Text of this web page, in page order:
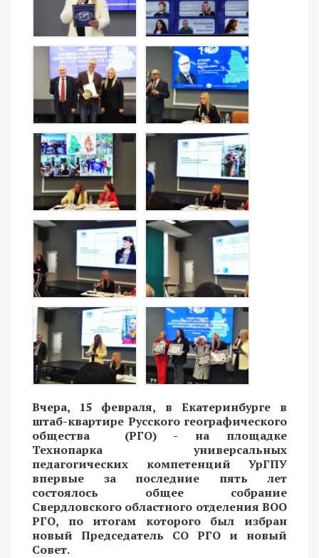
Вчера, 15 февраля, в Екатеринбурге в
штаб-квартире Русского географического
общества (РГО) - на площадке
Технопарка универсальных
педагогических компетенций УрГПУ
впервые за последние пять лет
состоялось общее собрание
Свердловского областного отделения ВОО
РГО, по итогам которого был избран
новый Председатель СО РГО и новый
Совет.